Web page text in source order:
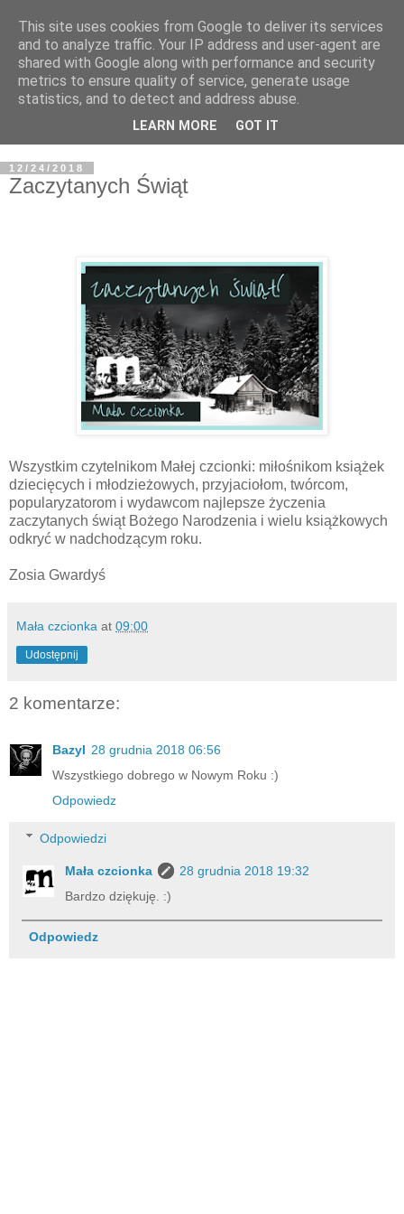
12/24/2018
Zaczytanych Świąt
Wszystkim czytelnikom Małej czcionki: miłośnikom książek
dziecięcych i młodzieżowych, przyjaciołom, twórcom,
popularyzatorom i wydawcom najlepsze życzenia
zaczytanych świąt Bożego Narodzenia i wielu książkowych
odkryć w nadchodzącym roku.
Zosia Gwardyś
Mała czcionka at 09:00
Udostępnij
2 komentarze:
Bazyl 28 grudnia 2018 06:56
Wszystkiego dobrego w Nowym Roku :)
Odpowiedz
Odpowiedzi
Mała czcionka
28 grudnia 2018 19:32
Bardzo dziękuję. :)
Odpowiedz
This site uses cookies from Google to deliver its services
and to analyze traffic. Your IP address and user-agent are
shared with Google along with performance and security
metrics to ensure quality of service, generate usage
statistics, and to detect and address abuse.
LEARN MORE GOT IT